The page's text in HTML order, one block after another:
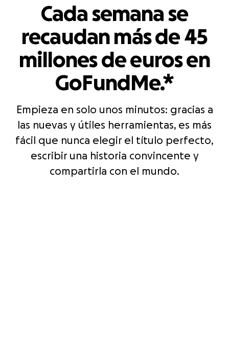
Cada semana se
recaudan más de 45
millones de euros en
GoFundMe.*
Empieza en solo unos minutos: gracias a
las nuevas y útiles herramientas, es más
fácil que nunca elegir el título perfecto,
escribir una historia convincente y
compartirla con el mundo.